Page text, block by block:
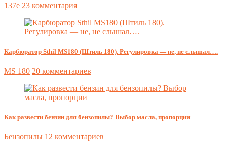
137e 23 комментария
Карбюратор Sthil MS180 (Штиль 180). Регулировка — не, не слышал….
MS 180 20 комментариев
Как развести бензин для бензопилы? Выбор масла, пропорции
Бензопилы 12 комментариев